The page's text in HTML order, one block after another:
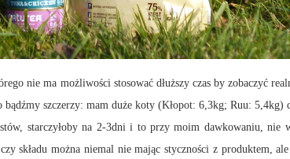
nie ma możliwości stosować dłuższy czas by zobaczyć
szczerzy: mam duże koty (Kłopot: 6,3kg; Ruu: 5,4kg)
starczyłoby na 2-3dni i to przy moim dawkowaniu, nie
składu można niemal nie mając styczności z produktem,